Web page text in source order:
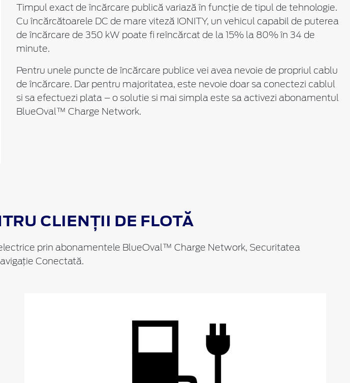
Timpul exact de încărcare publică variază în funcție de tipul de tehnologie.
Cu încărcătoarele DC de mare viteză IONITY, un vehicul capabil de puterea
de încărcare de 350 kW poate fi reîncărcat de la 15% la 80% în 34 de
minute.
Pentru unele puncte de încărcare publice vei avea nevoie de propriul cablu
de încărcare. Dar pentru majoritatea, este nevoie doar sa conectezi cablul
si sa efectuezi plata – o solutie si mai simpla este sa activezi abonamentul
BlueOval™ Charge Network.
CLIENȚII DE FLOTĂ
prin abonamentele BlueOval™ Charge Network, Securitatea
Conectată.